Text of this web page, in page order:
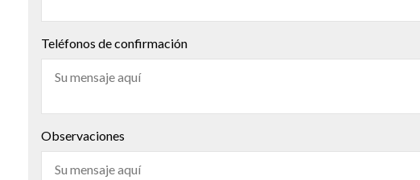
Teléfonos de confirmación
Observaciones